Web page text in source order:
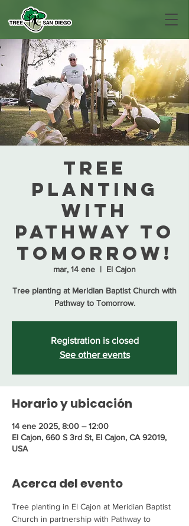
Tree
Planting
with
Pathway to
Tomorrow!
mar, 14 ene
  |
El Cajon
Tree planting at Meridian Baptist Church with
Pathway to Tomorrow.
Registration is closed
See other events
Horario y ubicación
14 ene 2025, 8:00 – 12:00
El Cajon, 660 S 3rd St, El Cajon, CA 92019,
USA
Acerca del evento
Tree planting in El Cajon at Meridian Baptist
Church in partnership with Pathway to